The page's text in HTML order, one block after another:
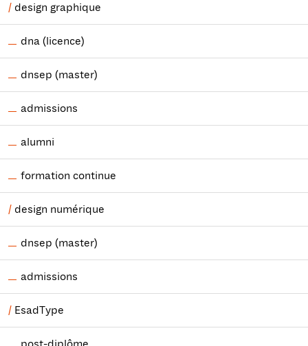
design graphique
dna (licence)
dnsep (master)
admissions
alumni
formation continue
design numérique
dnsep (master)
admissions
EsadType